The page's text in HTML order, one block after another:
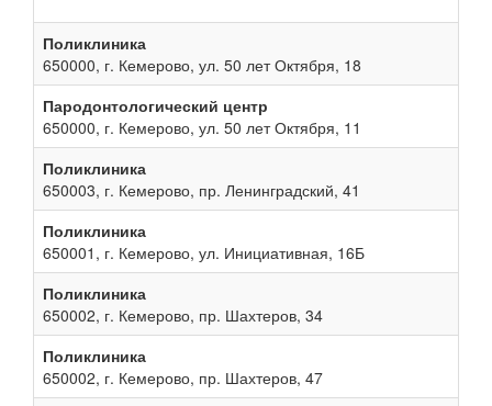
Поликлиника
650000, г. Кемерово, ул. 50 лет Октября, 18
Пародонтологический центр
650000, г. Кемерово, ул. 50 лет Октября, 11
Поликлиника
650003, г. Кемерово, пр. Ленинградский, 41
Поликлиника
650001, г. Кемерово, ул. Инициативная, 16Б
Поликлиника
650002, г. Кемерово, пр. Шахтеров, 34
Поликлиника
650002, г. Кемерово, пр. Шахтеров, 47